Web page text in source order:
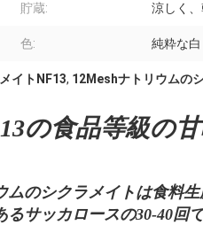
貯蔵: 涼しく
色: 純粋な白
イトNF13, 12Meshナトリウムの
の食品等級の
のシクラメイトは食料
サッカロースの30-40回で